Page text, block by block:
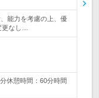
能力を考慮の上、優
なし…
休憩時間：60分時間